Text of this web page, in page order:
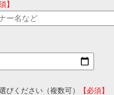
】
びください（複数可）
【必須】